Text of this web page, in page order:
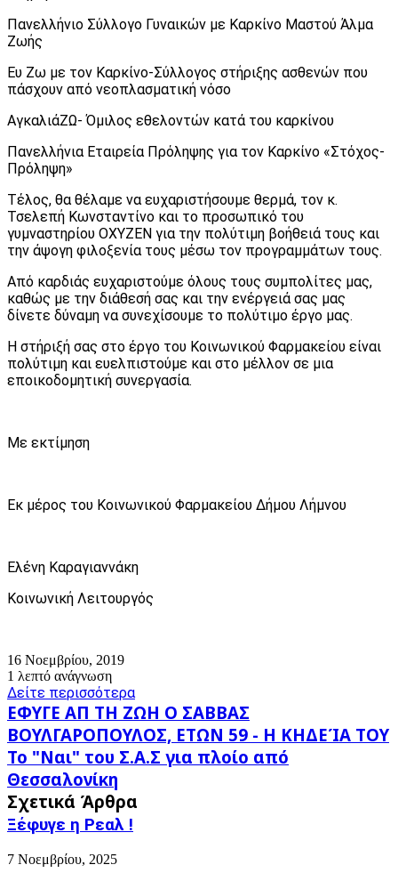
Πανελλήνιο Σύλλογο Γυναικών με Καρκίνο Μαστού Άλμα
Ζωής
Ευ Ζω με τον Καρκίνο-Σύλλογος στήριξης ασθενών που
πάσχουν από νεοπλασματική νόσο
ΑγκαλιάΖΩ- Όμιλος εθελοντών κατά του καρκίνου
Πανελλήνια Εταιρεία Πρόληψης για τον Καρκίνο «Στόχος-
Πρόληψη»
Τέλος, θα θέλαμε να ευχαριστήσουμε θερμά, τον κ.
Τσελεπή Κωνσταντίνο και το προσωπικό του
γυμναστηρίου ΟΧΥΖΕΝ για την πολύτιμη βοήθειά τους και
την άψογη φιλοξενία τους μέσω τον προγραμμάτων τους.
Από καρδιάς ευχαριστούμε όλους τους συμπολίτες μας,
καθώς με την διάθεσή σας και την ενέργειά σας μας
δίνετε δύναμη να συνεχίσουμε το πολύτιμο έργο μας.
Η στήριξή σας στο έργο του Κοινωνικού Φαρμακείου είναι
πολύτιμη και ευελπιστούμε και στο μέλλον σε μια
εποικοδομητική συνεργασία.
Με εκτίμηση
Εκ μέρος του Κοινωνικού Φαρμακείου Δήμου Λήμνου
Ελένη Καραγιαννάκη
Κοινωνική Λειτουργός
16 Νοεμβρίου, 2019
1 λεπτό ανάγνωση
Δείτε περισσότερα
ΕΦΥΓΕ
ΑΠ
ΤΗ
ΖΩΗ
Ο
ΣΑΒΒΑΣ
ΒΟΥΛΓΑΡΟΠΟΥΛΟΣ,
ΕΤΩΝ
-
ΕΦΥΓΕ ΑΠ ΤΗ ΖΩΗ Ο ΣΑΒΒΑΣ
ΒΟΥΛΓΑΡΟΠΟΥΛΟΣ, ΕΤΩΝ 59 - Η ΚΗΔΕΊΑ ΤΟΥ
Το
"Ναι"
του
Σ.Α.Σ
για
πλοίο
από
Θεσσαλονίκη
Το "Ναι" του Σ.Α.Σ για πλοίο από
Θεσσαλονίκη
Σχετικά Άρθρα
Ξέφυγε η Ρεαλ !
7 Νοεμβρίου, 2025